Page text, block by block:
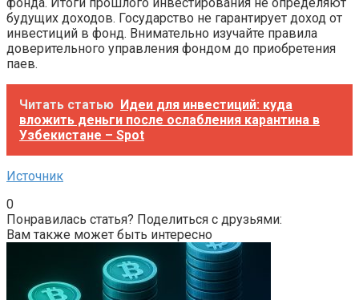
будущих доходов. Государство не гарантирует доход от
инвестиций в фонд. Внимательно изучайте правила
доверительного управления фондом до приобретения
паев.
Читать статью Идеи для инвестиций: куда
вложить деньги после ослабления карантина в
Узбекистане – Spot
Источник
0
Понравилась статья? Поделиться с друзьями:
Вам также может быть интересно